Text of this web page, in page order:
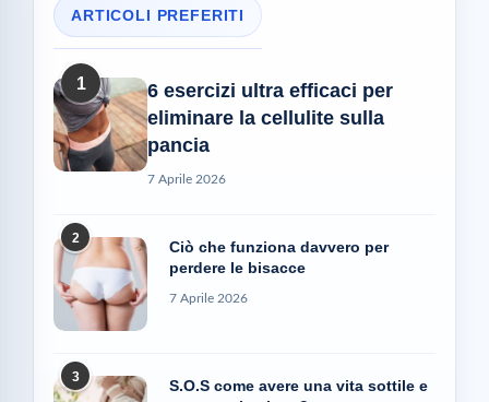
ARTICOLI PREFERITI
1
6 esercizi ultra efficaci per
eliminare la cellulite sulla
pancia
7 Aprile 2026
2
Ciò che funziona davvero per
perdere le bisacce
7 Aprile 2026
3
S.O.S come avere una vita sottile e